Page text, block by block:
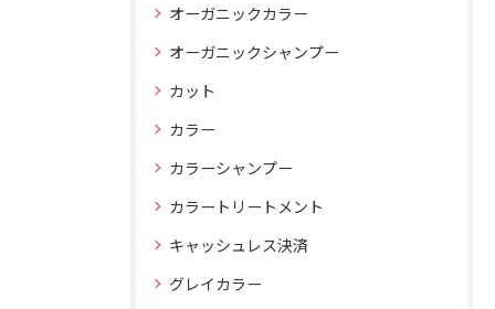
オーガニックカラー
オーガニックシャンプー
カット
カラー
カラーシャンプー
カラートリートメント
キャッシュレス決済
グレイカラー